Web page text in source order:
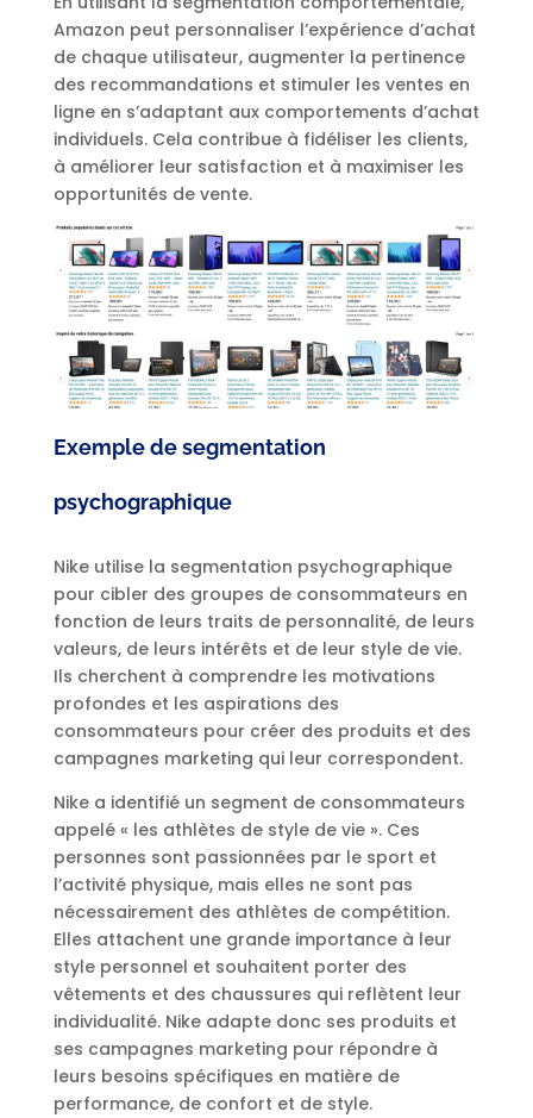
Amazon peut personnaliser l’expérience d’achat
de chaque utilisateur, augmenter la pertinence
des recommandations et stimuler les ventes en
ligne en s’adaptant aux comportements d’achat
individuels. Cela contribue à fidéliser les clients,
à améliorer leur satisfaction et à maximiser les
opportunités de vente.
Exemple de segmentation
psychographique
Nike utilise la segmentation psychographique
pour cibler des groupes de consommateurs en
fonction de leurs traits de personnalité, de leurs
valeurs, de leurs intérêts et de leur style de vie.
Ils cherchent à comprendre les motivations
profondes et les aspirations des
consommateurs pour créer des produits et des
campagnes marketing qui leur correspondent.
Nike a identifié un segment de consommateurs
appelé « les athlètes de style de vie ». Ces
personnes sont passionnées par le sport et
l’activité physique, mais elles ne sont pas
nécessairement des athlètes de compétition.
Elles attachent une grande importance à leur
style personnel et souhaitent porter des
vêtements et des chaussures qui reflètent leur
individualité. Nike adapte donc ses produits et
ses campagnes marketing pour répondre à
leurs besoins spécifiques en matière de
performance, de confort et de style.